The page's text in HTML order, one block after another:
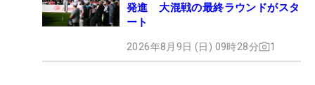
発進 大混戦の最終ラウンドがスタ
ート
2026年8月9日 (日) 09時28分 1